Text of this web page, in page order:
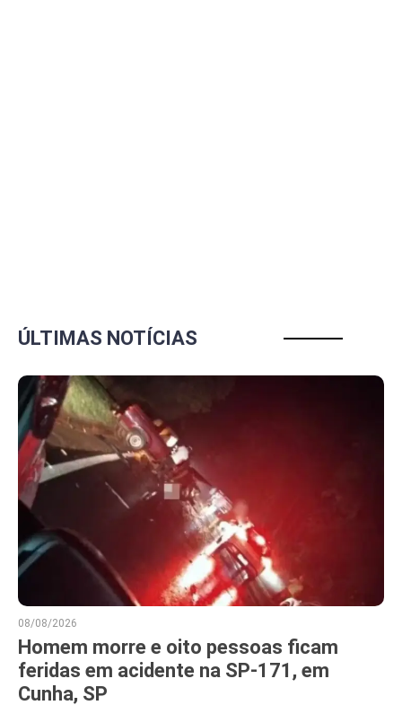
ÚLTIMAS NOTÍCIAS
08/08/2026
Homem morre e oito pessoas ficam
feridas em acidente na SP-171, em
Cunha, SP